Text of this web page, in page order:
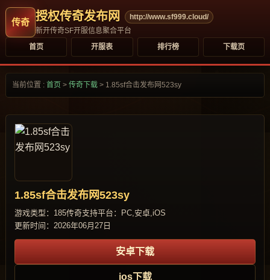
授权传奇发布网
http://www.sf999.cloud/
新开传奇SF开服信息聚合平台
首页
开服表 排行榜 下载页
当前位置 : 首页 > 传奇下载 > 1.85sf合击发布网523sy
1.85sf合击发布网523sy
游戏类型：185传奇支持平台：PC,安卓,iOS
更新时间：2026年06月27日
安卓下载
ios下载